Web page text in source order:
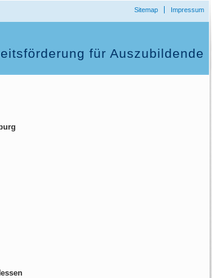
Sitemap Impressum
für Auszubildende